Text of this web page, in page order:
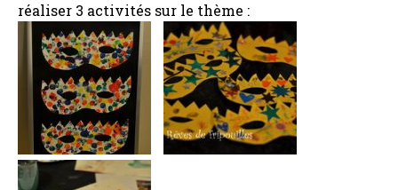
réaliser 3 activités sur le thème :